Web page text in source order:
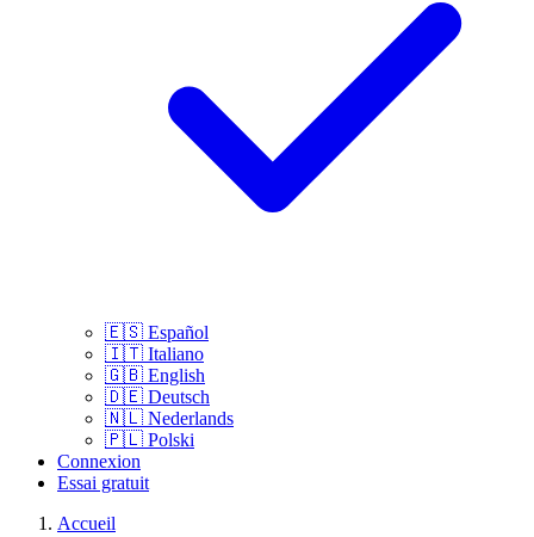
🇪🇸 Español
🇮🇹 Italiano
🇬🇧 English
🇩🇪 Deutsch
🇳🇱 Nederlands
🇵🇱 Polski
Connexion
Essai gratuit
Accueil